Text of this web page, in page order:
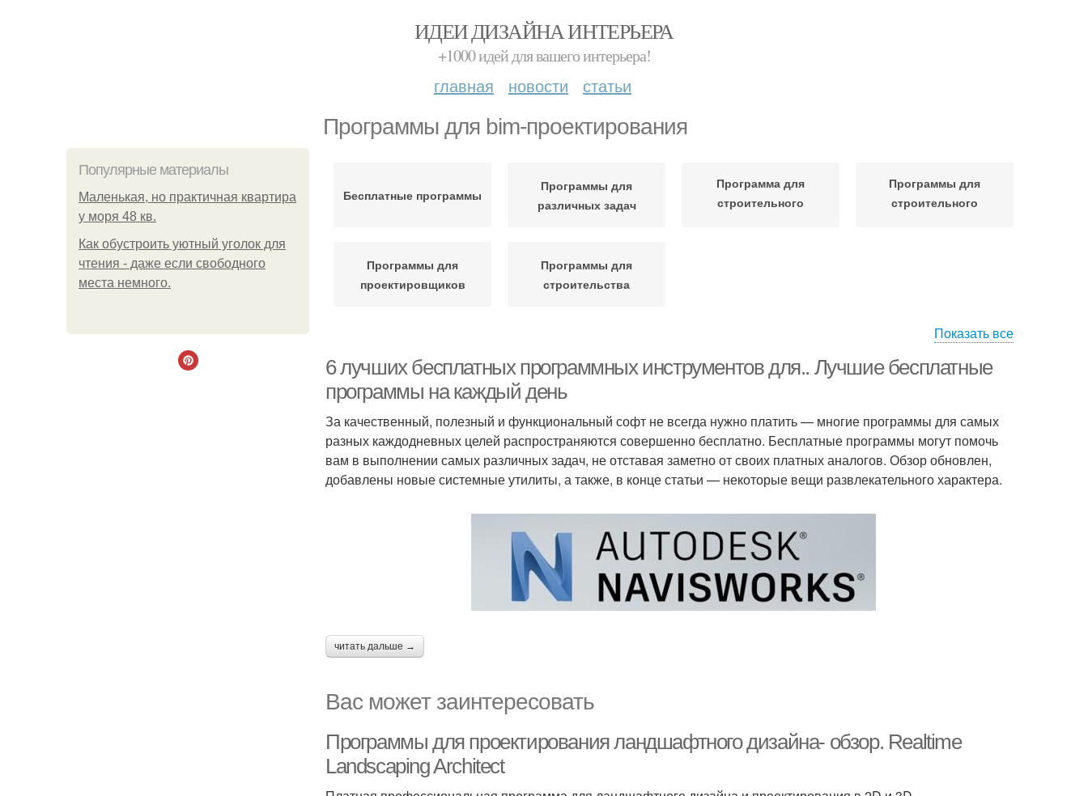
ИДЕИ ДИЗАЙНА ИНТЕРЬЕРА
+1000 идей для вашего интерьера!
главная новости статьи
Программы для bim-проектирования
Популярные материалы
Маленькая, но практичная квартира
у моря 48 кв.
Как обустроить уютный уголок для
чтения - даже если свободного
места немного.
Бесплатные программы
Программы для
различных задач
Программа для
строительного
Программы для
строительного
Программы для
проектировщиков
Программы для
строительства
Показать все
6 лучших бесплатных программных инструментов для.. Лучшие бесплатные
программы на каждый день
За качественный, полезный и функциональный софт не всегда нужно платить — многие программы для самых
разных каждодневных целей распространяются совершенно бесплатно. Бесплатные программы могут помочь
вам в выполнении самых различных задач, не отставая заметно от своих платных аналогов. Обзор обновлен,
добавлены новые системные утилиты, а также, в конце статьи — некоторые вещи развлекательного характера.
читать дальше →
Вас может заинтересовать
Программы для проектирования ландшафтного дизайна- обзор. Realtime
Landscaping Architect